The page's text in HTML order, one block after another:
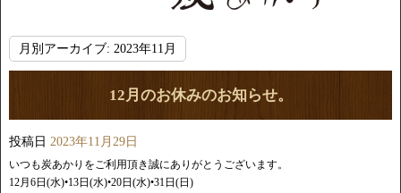
月別アーカイブ: 2023年11月
12月のお休みのお知らせ。
投稿日 2023年11月29日
いつも炭あかりをご利用頂き誠にありがとうございます。
12月6日(水)•13日(水)•20日(水)•31日(日)